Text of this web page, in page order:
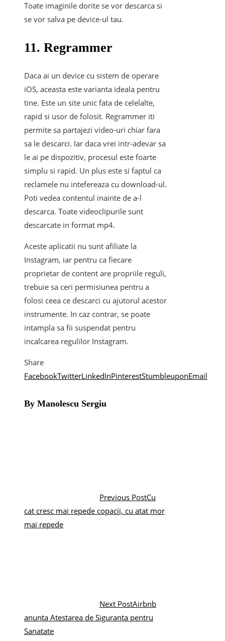
Toate imaginile dorite se vor descarca si
se vor salva pe device-ul tau.
11. Regrammer
Daca ai un device cu sistem de operare
iOS, aceasta este varianta ideala pentru
tine. Este un site unic fata de celelalte,
rapid si usor de folosit. Regrammer iti
permite sa partajezi video-uri chiar fara
sa le descarci. Iar daca vrei intr-adevar sa
le ai pe dispozitiv, procesul este foarte
simplu si rapid. Un plus este si faptul ca
reclamele nu intefereaza cu download-ul.
Poti vedea contentul inainte de a-l
descarca. Toate videoclipurile sunt
descarcate in format mp4.
Aceste aplicatii nu sunt afiliate la
Instagram, iar pentru ca fiecare
proprietar de content are propriile reguli,
trebuie sa ceri permisiunea pentru a
folosi ceea ce descarci cu ajutorul acestor
instrumente. In caz contrar, se poate
intampla sa fii suspendat pentru
incalcarea regulilor Instagram.
Share
FacebookTwitterLinkedInPinterestStumbleuponEmail
By Manolescu Sergiu
Previous PostCu
cat cresc mai repede copacii, cu atat mor
mai repede
Next PostAirbnb
anunta Atestarea de Siguranta pentru
Sanatate